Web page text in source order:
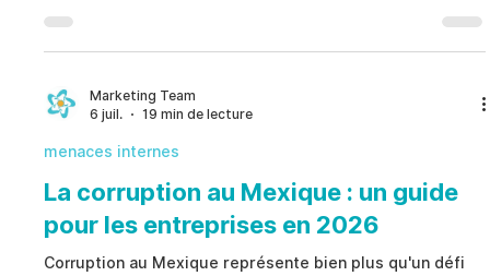
vérifier, de documenter et d’escalader les signaux de
risque de manière structurée. Plutôt que de considérer
d’Activité Suspecte favorise des investigations
équitables, protège la confidentialité, renforce la con
Marketing Team
6 juil.
19 min de lecture
menaces internes
La corruption au Mexique : un guide
pour les entreprises en 2026
Corruption au Mexique représente bien plus qu'un défi